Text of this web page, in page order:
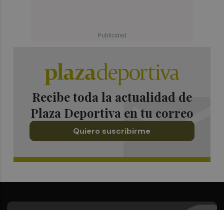
Recibe toda la actualidad de
Plaza Deportiva en tu correo
Quiero suscribirme